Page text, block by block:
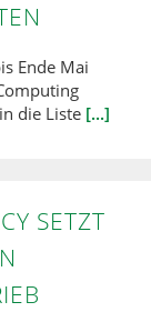
Ende Mai
die Liste [...]
SETZT